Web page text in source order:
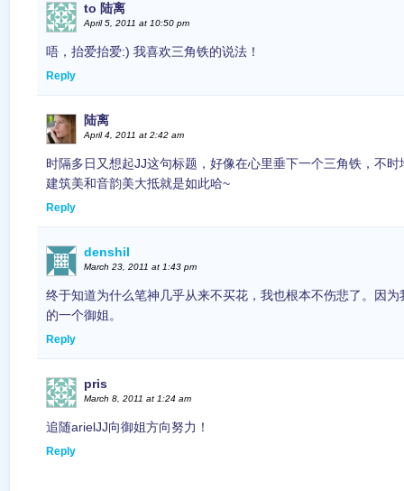
to 陆离
April 5, 2011 at 10:50 pm
唔，抬爱抬爱:) 我喜欢三角铁的说法！
Reply
陆离
April 4, 2011 at 2:42 am
时隔多日又想起JJ这句标题，好像在心里垂下一个三角铁，不
建筑美和音韵美大抵就是如此哈~
Reply
denshil
March 23, 2011 at 1:43 pm
终于知道为什么笔神几乎从来不买花，我也根本不伤悲了。因
的一个御姐。
Reply
pris
March 8, 2011 at 1:24 am
追随arielJJ向御姐方向努力！
Reply